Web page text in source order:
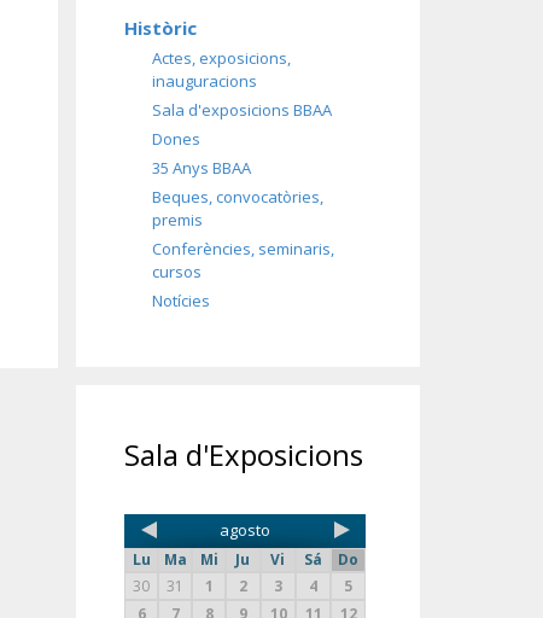
Històric
Actes, exposicions,
inauguracions
Sala d'exposicions BBAA
Dones
35 Anys BBAA
Beques, convocatòries,
premis
Conferències, seminaris,
cursos
Notícies
Sala d'Exposicions
agosto
Lu Ma Mi Ju Vi Sá
Do
30
31 1 2 3 4
5
6
7 8 9 10 11
12